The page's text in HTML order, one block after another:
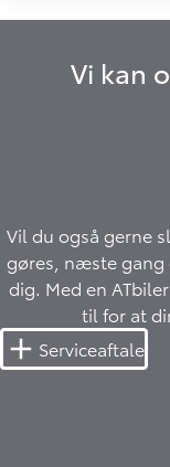
Vi kan
Vil du også gerne
gøres, næste gang
dig. Med en
til for at
Serviceaftale